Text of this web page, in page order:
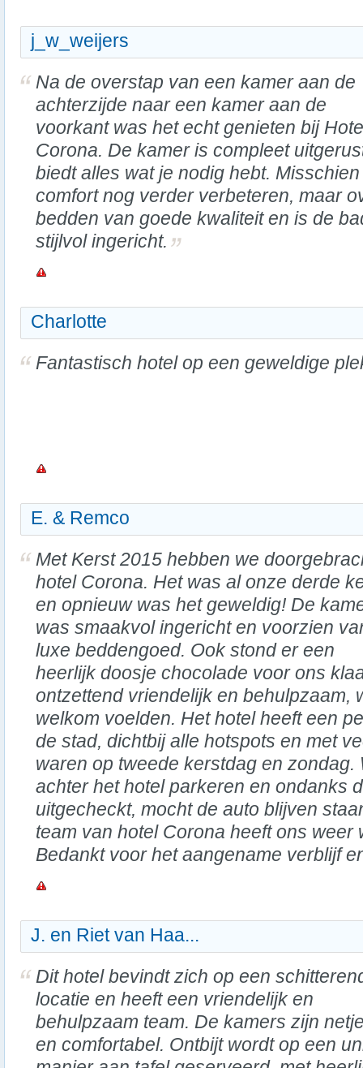
j_w_weijers
Na de overstap van een kamer aan de
achterzijde naar een kamer aan de
voorkant was het echt genieten bij
Corona. De kamer is compleet
biedt alles wat je nodig hebt.
comfort nog verder verbeteren, maar
bedden van goede kwaliteit en is de
stijlvol ingericht.
Charlotte
Fantastisch hotel op een geweldige
E. & Remco
Met Kerst 2015 hebben we
hotel Corona. Het was al onze derde
en opnieuw was het geweldig! De
was smaakvol ingericht en voorzien
luxe beddengoed. Ook stond er een
heerlijk doosje chocolade voor ons
ontzettend vriendelijk en behulpzaam,
welkom voelden. Het hotel heeft een
de stad, dichtbij alle hotspots en met
waren op tweede kerstdag en
achter het hotel parkeren en ondanks
uitgecheckt, mocht de auto blijven
team van hotel Corona heeft ons weer
Bedankt voor het aangename verblijf
J. en Riet van Haa...
Dit hotel bevindt zich op een
locatie en heeft een vriendelijk en
behulpzaam team. De kamers zijn
en comfortabel. Ontbijt wordt op een